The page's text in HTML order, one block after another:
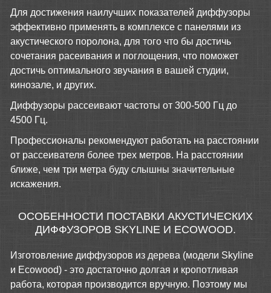
Для достижения наилучших показателей диффузоры
эффективно применять в комплексе с панелями из
акустического поролона, для того что бы достичь
сочетания расеивания и поглощения, что поможет
достичь оптимального звучания в вашей студии,
кинозале, и других.
Диффузоры рассеивают частоты от 300-500 Гц до
4500 Гц.
Профессионалы рекомендуют работать на расстоянии
от рассеивателя более трех метров. На расстоянии
ближе, чем три метра буду слышны значительные
искажения.
ОСОБЕННОСТИ ПОСТАВКИ АКУСТИЧЕСКИХ
ДИФФУЗОРОВ SKYLINE И ECOWOOD.
Изготовление диффузоров из дерева (модели Skyline
и Ecowood) - это достаточно долгая и кропотливая
работа, которая производится вручную. Поэтому мы